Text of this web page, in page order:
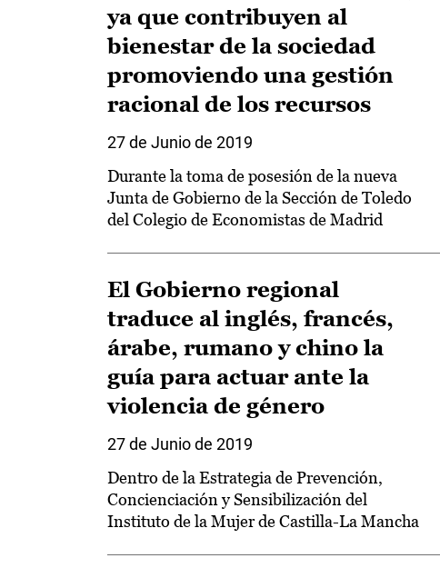
ya que contribuyen al
bienestar de la sociedad
promoviendo una gestión
racional de los recursos
27 de Junio de 2019
Durante la toma de posesión de la nueva
Junta de Gobierno de la Sección de Toledo
del Colegio de Economistas de Madrid
El Gobierno regional
traduce al inglés, francés,
árabe, rumano y chino la
guía para actuar ante la
violencia de género
27 de Junio de 2019
Dentro de la Estrategia de Prevención,
Concienciación y Sensibilización del
Instituto de la Mujer de Castilla-La Mancha